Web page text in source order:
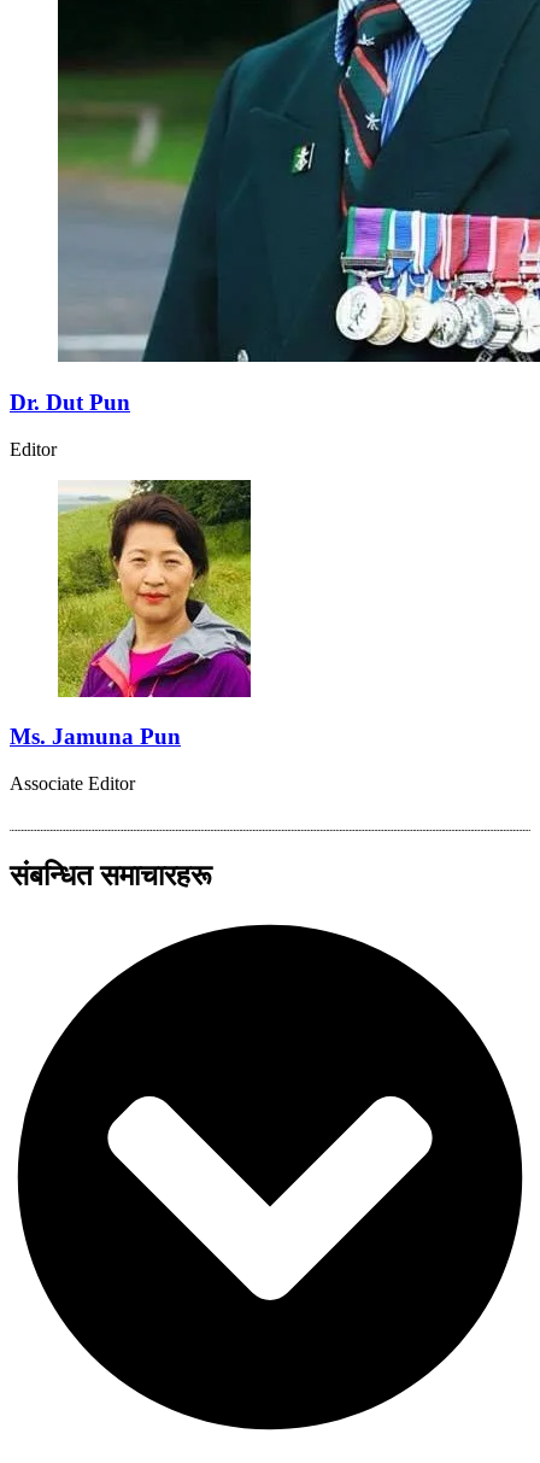
Dr. Dut Pun
Editor
Ms. Jamuna Pun
Associate Editor
संबन्धित समाचारहरू